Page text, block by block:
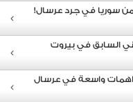
سوريا في جرد عرسال!
السابق في بيروت
واسعة في عرسال